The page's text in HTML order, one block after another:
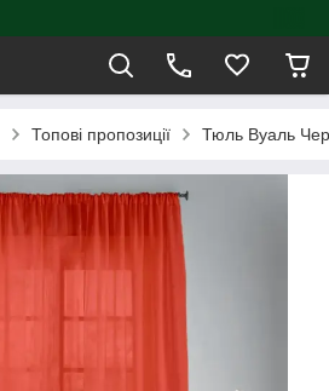
Топові пропозиції Тюль Вуаль